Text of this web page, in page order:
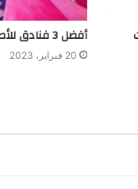
أفضل 3 فنادق للأطفال في دبي
20 فبراير، 2023